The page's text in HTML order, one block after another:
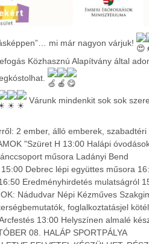
mi már nagyon várjuk!
Közhasznú Alapítvány által
Várunk mindenkit sok sok